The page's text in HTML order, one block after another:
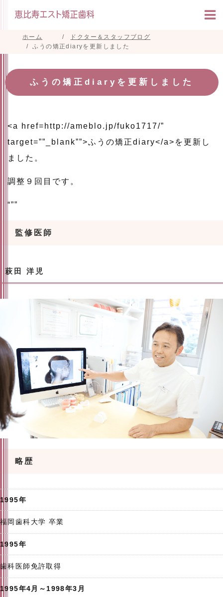
ホーム
ドクター＆スタッフブログ
ふうの矯正diaryを更新しました
ふうの矯正diaryを更新しました
<a href=http://ameblo.jp/fuko1717/”
target=””_blank””>ふうの矯正diary</a>を更新し
ました。
調整９回目です。
“””
監修医師
萩田 洋児
略歴
1995年
福岡歯科大学 卒業
1995年
歯科医師免許取得
1995年4月～1998年3月